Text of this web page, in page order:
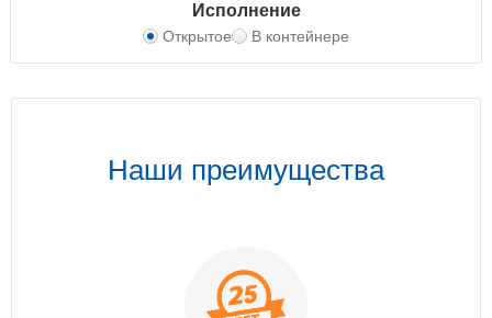
Исполнение
Открытое В контейнере
Наши преимущества